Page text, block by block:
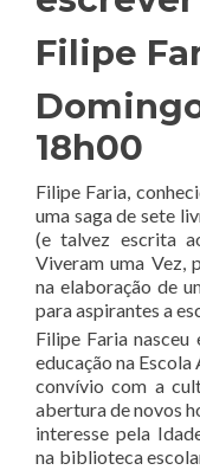
Filipe
18h00
Filipe Faria,
uma saga de sete
(e talvez escrita
Viveram uma Vez,
na elaboração de
para aspirantes a
Filipe Faria nasceu
educação na
convívio com a
abertura de novos
interesse pela
na biblioteca